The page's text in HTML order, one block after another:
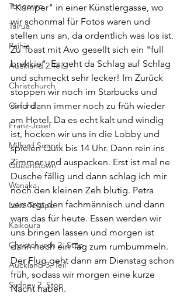
Tongariro
Tairua
Paihia
Auckland 2.Teil
Christchurch
Oxford
Franz-Josef
Milford Sound
Queenstown
Wanaka
Lake Tekapo
Kaikoura
Christchurch 2. Stop
Auckland 3. Teil
Sydney 2. Stop
"Krimper" in einer Künstlergasse, wo
wir schonmal für Fotos waren und
stellen uns an, da ordentlich was los ist.
Zu Toast mit Avo gesellt sich ein "full
brekkie". Es geht da Schlag auf Schlag
und schmeckt sehr lecker! Im Zurück
stoppen wir noch im Starbucks und
sind dann immer noch zu früh wieder
am Hotel. Da es echt kalt und windig
ist, hocken wir uns in die Lobby und
spielen Quix bis 14 Uhr. Dann rein ins
Zimmer und auspacken. Erst ist mal ne
Dusche fällig und dann schlag ich mir
noch den kleinen Zeh blutig. Petra
versorgt den fachmännisch und dann
wars das für heute. Essen werden wir
uns bringen lassen und morgen ist
dann noch ein Tag zum rumbummeln.
Der Flug geht dann am Dienstag schon
früh, sodass wir morgen eine kurze
Nacht haben.